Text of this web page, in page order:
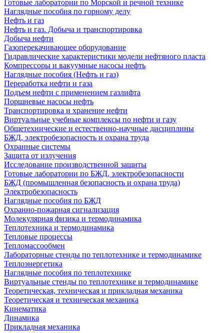
Готовые лаборатории по Морской и речной технике
Наглядные пособия по горному делу
Нефть и газ
Нефть и газ. Добыча и транспортировка
Добыча нефти
Газоперекачивающее оборудование
Гидравлические характеристики модели нефтяного пласта
Компрессоры и вакуумные насосы нефть
Наглядные пособия (Нефть и газ)
Переработка нефти и газа
Подъем нефти с применением газлифта
Поршневые насосы нефть
Транспортировка и хранение нефти
Виртуальные учебные комплексы по нефти и газу
Общетехнические и естественно-научные дисциплины
БЖД, электробезопасность и охрана труда
Охранные системы
Защита от излучения
Исследование производственной защиты
Готовые лаборатории по БЖД, электробезопасности
БЖД (промышленная безопасность и охрана труда)
Электробезопасность
Наглядные пособия по БЖД
Охранно-пожарная сигнализация
Молекулярная физика и термодинамика
Теплотехника и термодинамика
Тепловые процессы
Тепломассообмен
Лабораторные стенды по теплотехнике и термодинамике
Теплоэнергетика
Наглядные пособия по теплотехнике
Виртуальные стенды по теплотехнике и термодинамике
Теоретическая, техническая и прикладная механика
Теоретическая и техническая механика
Кинематика
Динамика
Прикладная механика